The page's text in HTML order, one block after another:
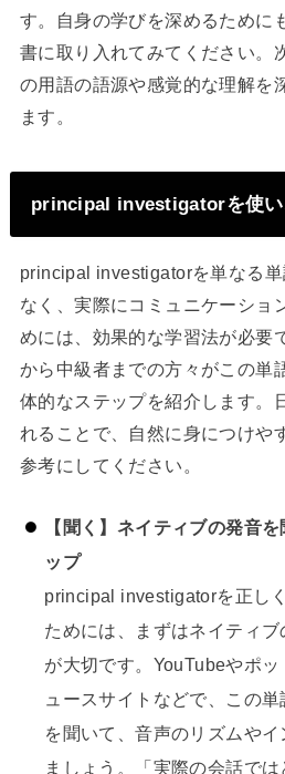
す。自身の学びを深めるために
書に取り入れてみてください。
の用語の語源や感覚的な理解を
ます。
principal investigatorを使い
principal investigatorを単なる
なく、実際にコミュニケーショ
めには、効果的な学習法が必要
から中級者までの方々がこの単
体的なステップを紹介します。
れることで、自然に身につけや
参考にしてください。
【聞く】ネイティブの発音
ップ
principal investigatorを正し
ためには、まずはネイティ
が大切です。YouTubeやポ
ュースサイトなどで、この
を聞いて、音声のリズムや
ましょう。「実際の会話で